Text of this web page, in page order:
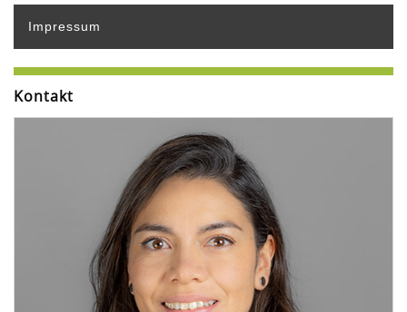
Impressum
Kontakt